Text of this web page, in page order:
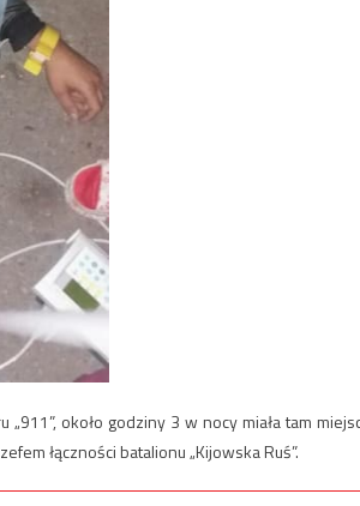
około godziny 3 w nocy miała tam
łączności batalionu „Kijowska Ruś”.